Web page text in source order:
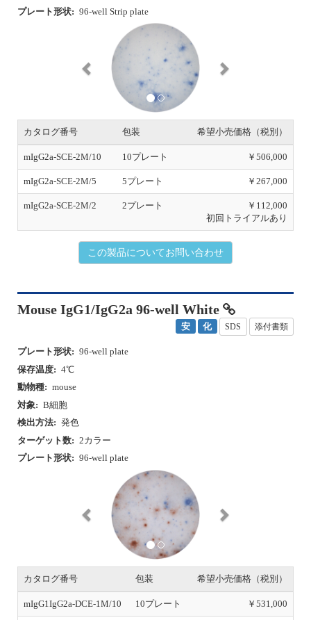
プレート形状: 96-well Strip plate
v
s
t
カタログ番号 包装 希望小売価格（税別）
mIgG2a-SCE-2M/10 10プレート ￥506,000
mIgG2a-SCE-2M/5 5プレート ￥267,000
mIgG2a-SCE-2M/2 2プレート
￥112,000
初回トライアルあり
この製品についてお問い合わせ
Mouse IgG1/IgG2a 96-well White
安 化 SDS 添付書類
プレート形状: 96-well plate
保存温度: 4℃
動物種: mouse
対象: B細胞
検出方法: 発色
ターゲット数: 2カラー
プレート形状: 96-well plate
v
s
t
カタログ番号 包装 希望小売価格（税別）
mIgG1IgG2a-DCE-1M/10 10プレート ￥531,000